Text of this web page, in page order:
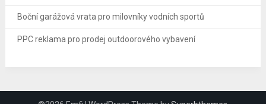
Boční garážová vrata pro milovníky vodních sportů
PPC reklama pro prodej outdoorového vybavení